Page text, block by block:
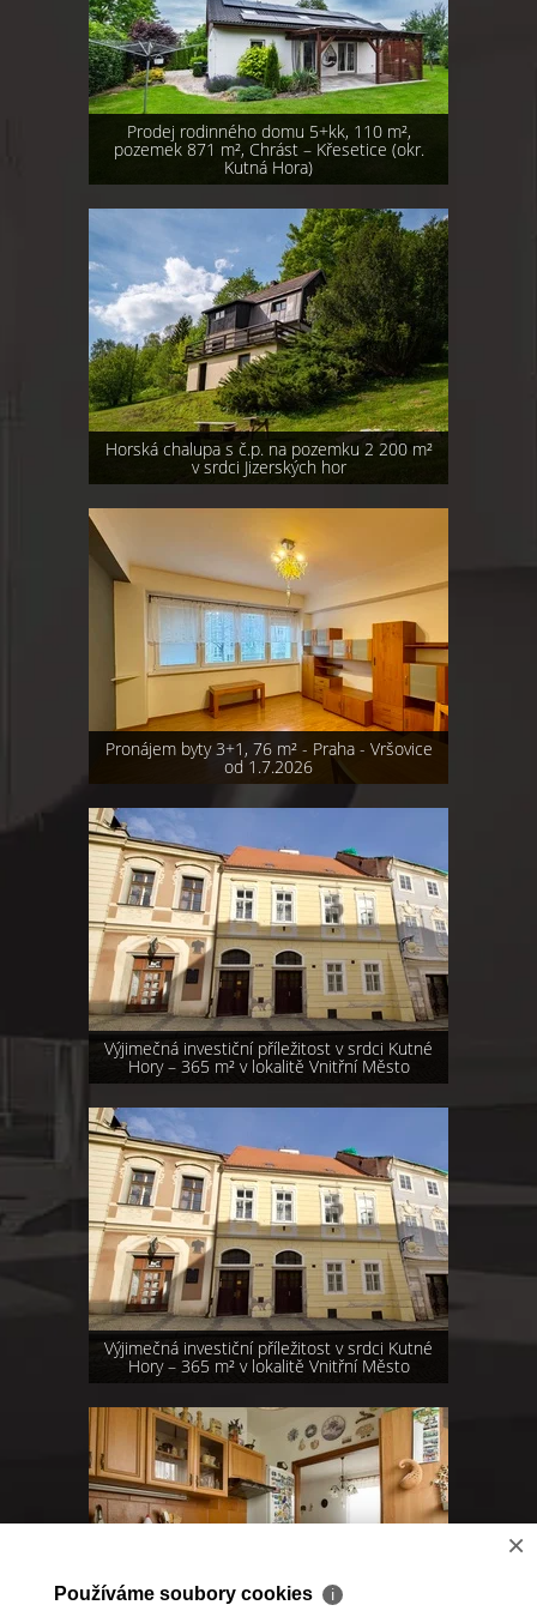
Prodej rodinného domu 5+kk, 110 m²,
pozemek 871 m², Chrást – Křesetice (okr.
Kutná Hora)
Horská chalupa s č.p. na pozemku 2 200 m²
v srdci Jizerských hor
Pronájem byty 3+1, 76 m² - Praha - Vršovice
od 1.7.2026
Výjimečná investiční příležitost v srdci Kutné
Hory – 365 m² v lokalitě Vnitřní Město
Výjimečná investiční příležitost v srdci Kutné
Hory – 365 m² v lokalitě Vnitřní Město
×
Používáme soubory cookies ℹ